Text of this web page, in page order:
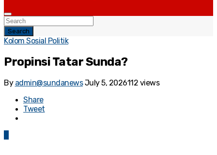
Search
Kolom Sosial Politik
Propinsi Tatar Sunda?
By admin@sundanews July 5, 2026112 views
Share
Tweet